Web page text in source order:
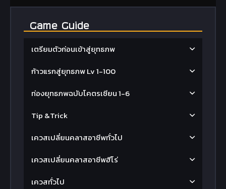
Game Guide
เตรียมตัวก่อนเข้าสู่ยุทธภพ
ก้าวแรกสู่ยุทธภพ Lv 1-100
ท่องยุทธภพฉบับโคตรเซียน 1-6
Tip &Trick
เควสเปลี่ยนคลาสอาชีพทั่วไป
เควสเปลี่ยนคลาสอาชีพฮีโร่
เควสทั่วไป